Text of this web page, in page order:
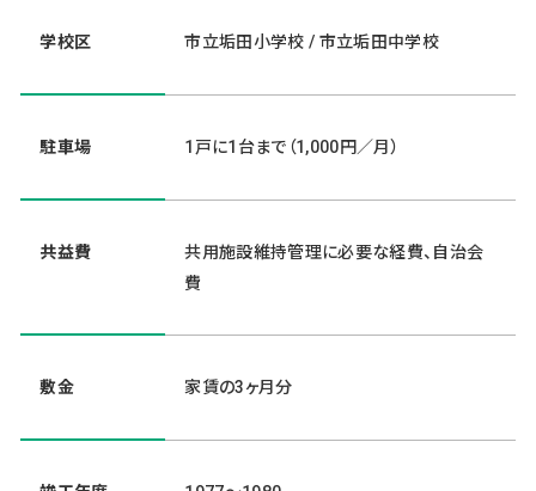
学校区 市立垢田小学校 / 市立垢田中学校
駐車場 1戸に1台まで（1,000円／月）
共益費
共用施設維持管理に必要な経費、自治会
費
敷金 家賃の3ヶ月分